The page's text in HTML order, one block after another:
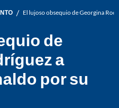
/ El lujoso obsequio de Georgina
de
a
por su